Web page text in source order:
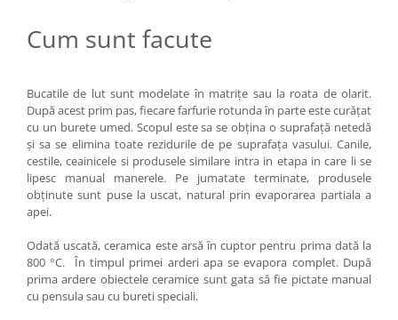
Cum sunt facute
Bucatile de lut sunt modelate în matrițe sau la roata de olarit.
După acest prim pas, fiecare farfurie rotunda în parte este curățat
cu un burete umed. Scopul este sa se obțina o suprafață netedă
și sa se elimina toate rezidurile de pe suprafața vasului. Canile,
cestile, ceainicele si produsele similare intra in etapa in care li se
lipesc manual manerele. Pe jumatate terminate, produsele
obținute sunt puse la uscat, natural prin evaporarea partiala a
apei.
Odată uscată, ceramica este arsă în cuptor pentru prima dată la
800 °C. În timpul primei arderi apa se evapora complet. După
prima ardere obiectele ceramice sunt gata să fie pictate manual
cu pensula sau cu bureti speciali.